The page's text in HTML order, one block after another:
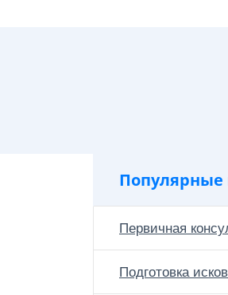
Популярные
Первичная
Подготовка